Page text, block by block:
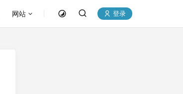
网站 登录